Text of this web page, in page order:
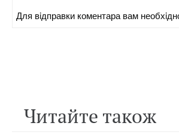
Для вiдправки коментара вам
Читайте також